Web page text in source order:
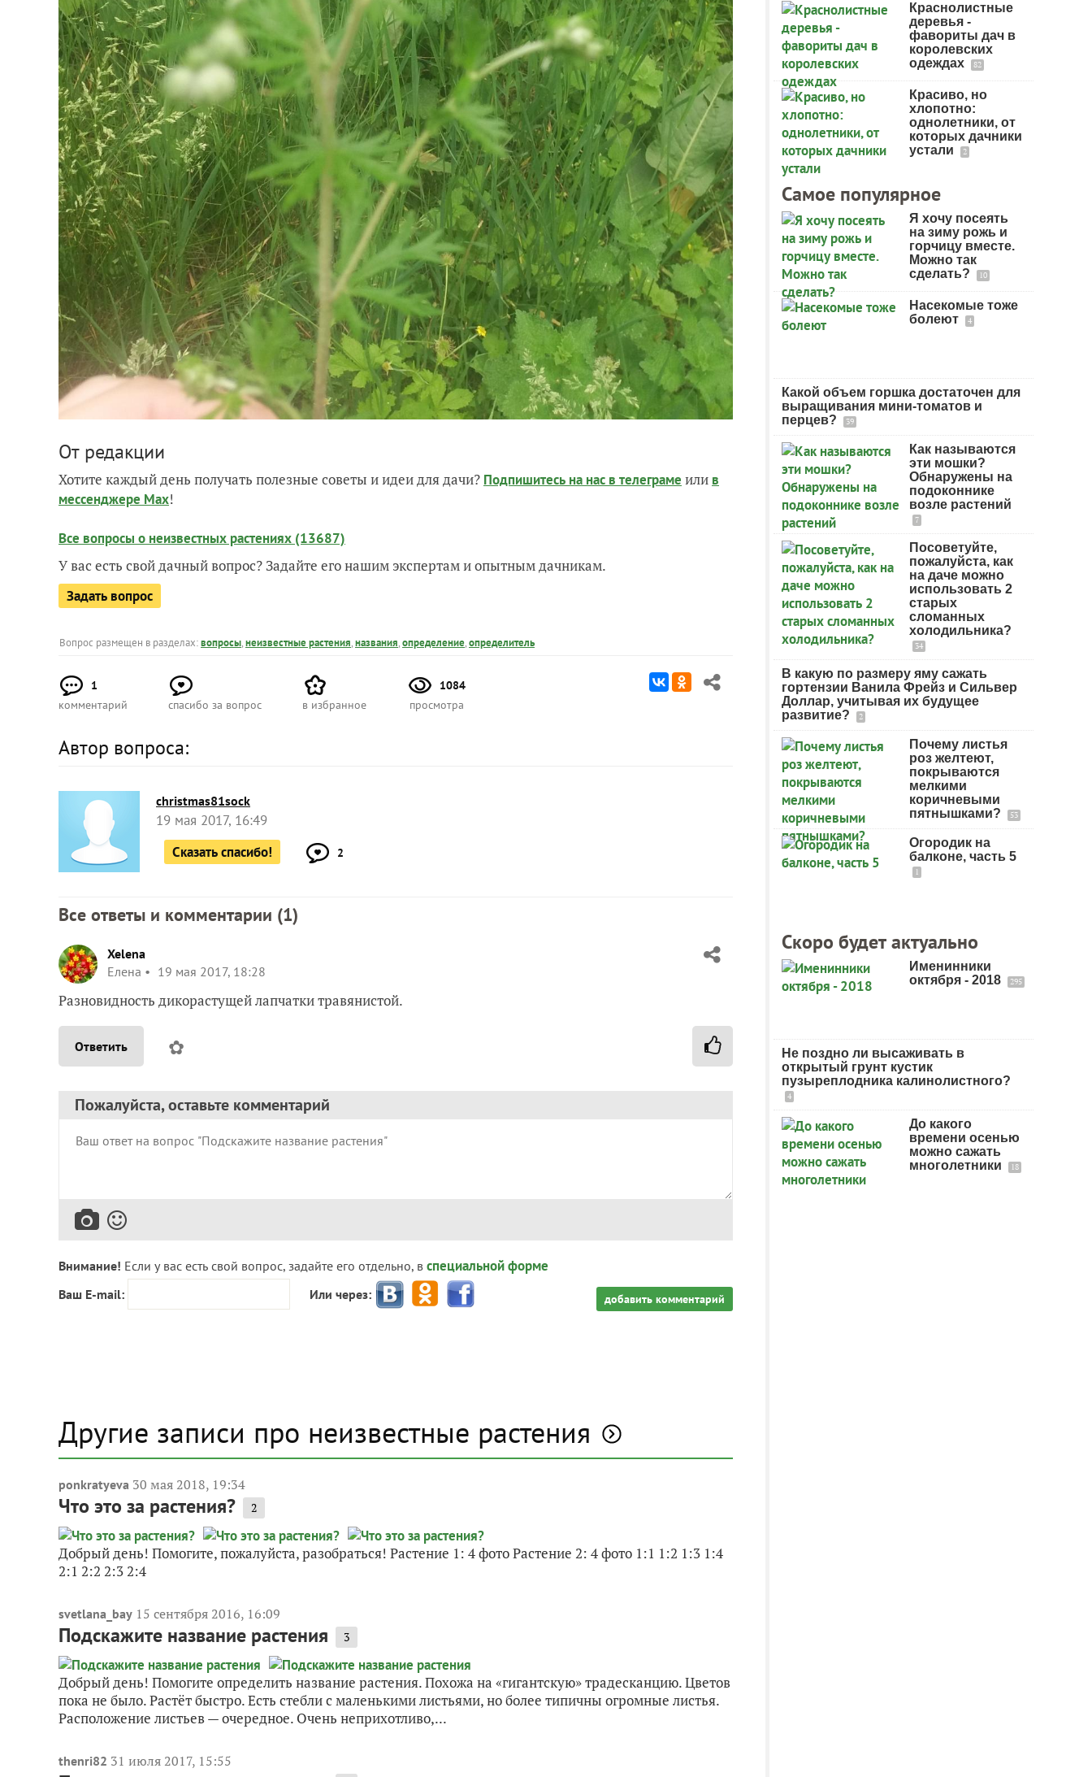
От редакции
Хотите каждый день получать полезные советы и идеи для дачи? Подпишитесь на нас в телеграме или в
мессенджере Max!
Все вопросы о неизвестных растениях (13687)
У вас есть свой дачный вопрос? Задайте его нашим экспертам и опытным дачникам.
Задать вопрос
Вопрос размещен в разделах:вопросы,неизвестные растения,названия,определение,определитель
1
комментарий
спасибо за вопрос в избранное
1084
просмотра
Автор вопроса:
christmas81sock
19 мая 2017, 16:49
Сказать спасибо!
2
Все ответы и комментарии (1)
Xelena
Елена
19 мая 2017, 18:28
Разновидность дикорастущей лапчатки травянистой.
Ответить ✿
Пожалуйста, оставьте комментарий
Внимание! Если у вас есть свой вопрос, задайте его отдельно, в специальной форме
Ваш E-mail: Или через: добавить комментарий
Другие записи про неизвестные растения
ponkratyeva 30 мая 2018, 19:34
Что это за растения? 2
Добрый день! Помогите, пожалуйста, разобраться! Растение 1: 4 фото Растение 2: 4 фото 1:1 1:2 1:3 1:4
2:1 2:2 2:3 2:4
svetlana_bay 15 сентября 2016, 16:09
Подскажите название растения 3
Добрый день! Помогите определить название растения. Похожа на «гигантскую» традесканцию. Цветов
пока не было. Растёт быстро. Есть стебли с маленькими листьями, но более типичны огромные листья.
Расположение листьев — очередное. Очень неприхотливо,...
thenri82 31 июля 2017, 15:55
Краснолистные
деревья -
фавориты дач в
королевских
одеждах
82
Красиво, но
хлопотно:
однолетники, от
которых дачники
устали
2
Самое популярное
Я хочу посеять
на зиму рожь и
горчицу вместе.
Можно так
сделать?
10
Насекомые тоже
болеют
4
Какой объем горшка достаточен для
выращивания мини-томатов и
перцев?
39
Как называются
эти мошки?
Обнаружены на
подоконнике
возле растений
7
Посоветуйте,
пожалуйста, как
на даче можно
использовать 2
старых
сломанных
холодильника?
34
В какую по размеру яму сажать
гортензии Ванила Фрейз и Сильвер
Доллар, учитывая их будущее
развитие?
2
Почему листья
роз желтеют,
покрываются
мелкими
коричневыми
пятнышками?
53
Огородик на
балконе, часть 5
1
Скоро будет актуально
Именинники
октября - 2018
295
Не поздно ли высаживать в
открытый грунт кустик
пузыреплодника калинолистного?
4
До какого
времени осенью
можно сажать
многолетники
18